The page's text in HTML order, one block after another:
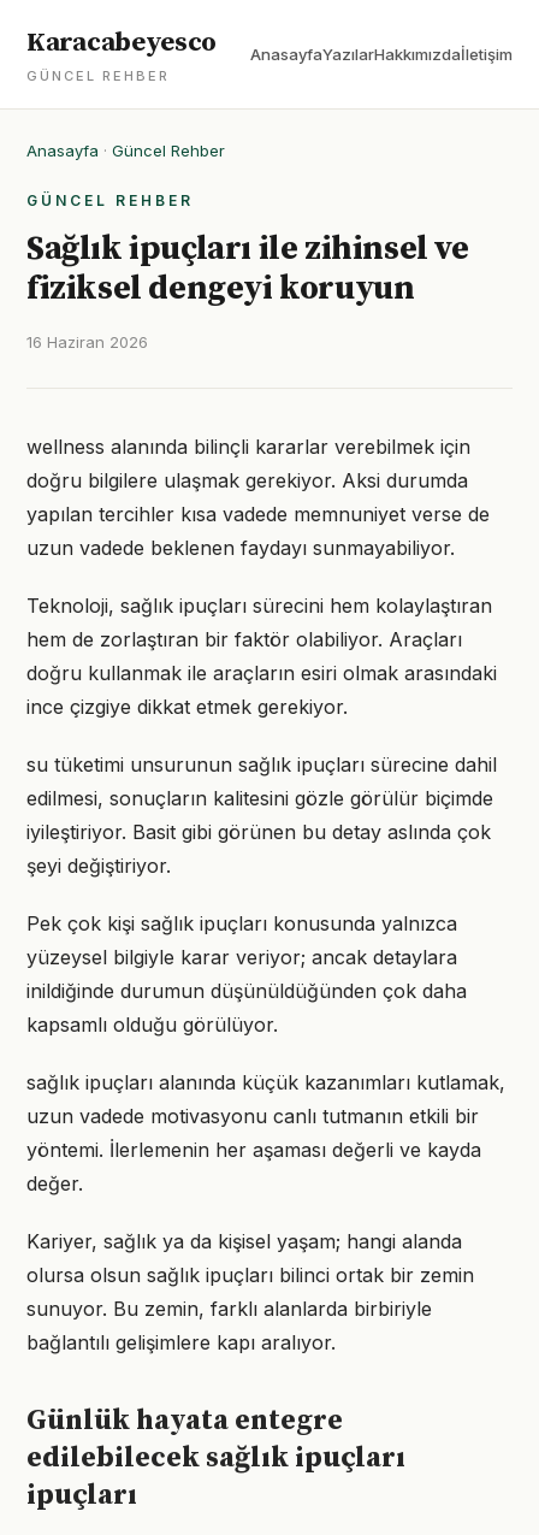
Karacabeyesco
GÜNCEL REHBER
AnasayfaYazılarHakkımızdaİletişim
Anasayfa · Güncel Rehber
GÜNCEL REHBER
Sağlık ipuçları ile zihinsel ve
fiziksel dengeyi koruyun
16 Haziran 2026
wellness alanında bilinçli kararlar verebilmek için
doğru bilgilere ulaşmak gerekiyor. Aksi durumda
yapılan tercihler kısa vadede memnuniyet verse de
uzun vadede beklenen faydayı sunmayabiliyor.
Teknoloji, sağlık ipuçları sürecini hem kolaylaştıran
hem de zorlaştıran bir faktör olabiliyor. Araçları
doğru kullanmak ile araçların esiri olmak arasındaki
ince çizgiye dikkat etmek gerekiyor.
su tüketimi unsurunun sağlık ipuçları sürecine dahil
edilmesi, sonuçların kalitesini gözle görülür biçimde
iyileştiriyor. Basit gibi görünen bu detay aslında çok
şeyi değiştiriyor.
Pek çok kişi sağlık ipuçları konusunda yalnızca
yüzeysel bilgiyle karar veriyor; ancak detaylara
inildiğinde durumun düşünüldüğünden çok daha
kapsamlı olduğu görülüyor.
sağlık ipuçları alanında küçük kazanımları kutlamak,
uzun vadede motivasyonu canlı tutmanın etkili bir
yöntemi. İlerlemenin her aşaması değerli ve kayda
değer.
Kariyer, sağlık ya da kişisel yaşam; hangi alanda
olursa olsun sağlık ipuçları bilinci ortak bir zemin
sunuyor. Bu zemin, farklı alanlarda birbiriyle
bağlantılı gelişimlere kapı aralıyor.
Günlük hayata entegre
edilebilecek sağlık ipuçları
ipuçları